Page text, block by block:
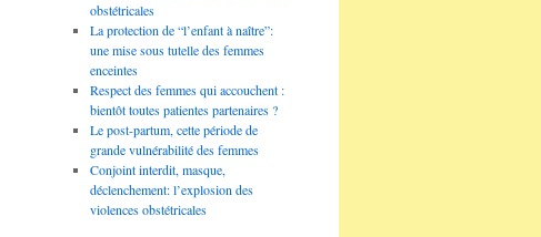
obstétricales
La protection de “l’enfant à naître”:
une mise sous tutelle des femmes
enceintes
Respect des femmes qui accouchent :
bientôt toutes patientes partenaires ?
Le post-partum, cette période de
grande vulnérabilité des femmes
Conjoint interdit, masque,
déclenchement: l’explosion des
violences obstétricales